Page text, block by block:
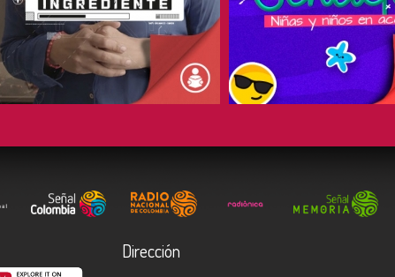
COMPARTIR COMPARTIR
Dirección